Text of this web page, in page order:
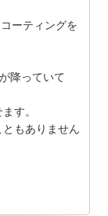
ーティングを
降っていて
す。
もありません